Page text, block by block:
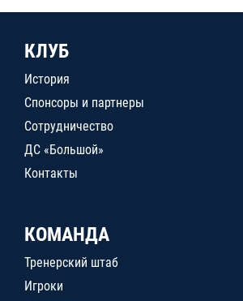
КЛУБ
История
Спонсоры и партнеры
Сотрудничество
ДС «Большой»
Контакты
КОМАНДА
Тренерский штаб
Игроки